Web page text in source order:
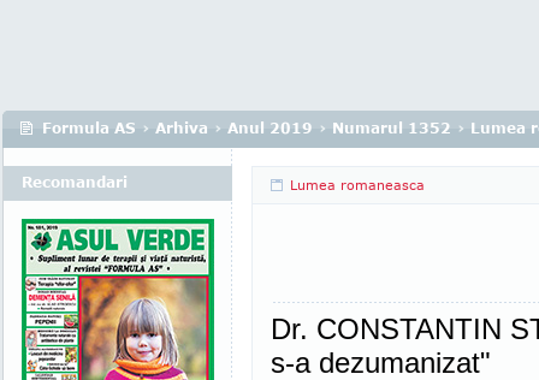
Formula AS › Arhiva › Anul 2019 › Numarul 1352 › Lumea
Lumea romaneasca
Dr. CONSTANTIN
s-a dezumanizat"
Recomandari